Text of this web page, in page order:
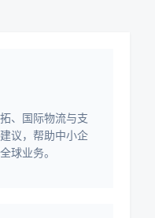
、国际物流与支
议，帮助中小企
球业务。